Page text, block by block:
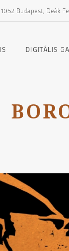
1052 Budapest, Deák
toggleDIGITÁLIS